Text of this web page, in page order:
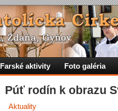
Púť rodín k obrazu
Aktuality
Farské aktivity Foto galéria